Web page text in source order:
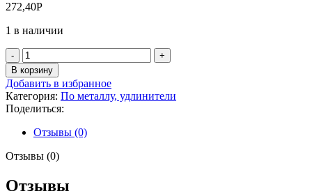
272,40Р
1 в наличии
Количество
товара
Сверло
по
мет.
HSS
титановое
покрытие
8,0
В корзину
Добавить в избранное
Категория: По металлу, удлинители
Поделиться:
Отзывы (0)
Отзывы (0)
Отзывы